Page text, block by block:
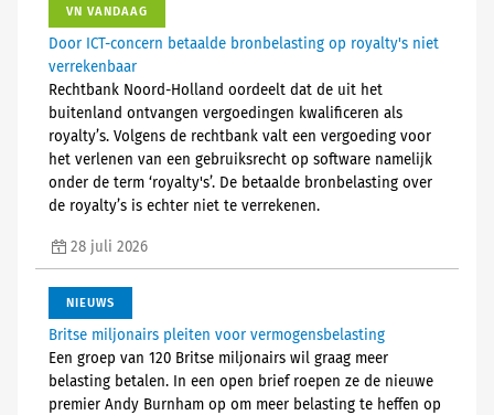
VN VANDAAG
Door ICT-concern betaalde bronbelasting op royalty's niet
verrekenbaar
Rechtbank Noord-Holland oordeelt dat de uit het
buitenland ontvangen vergoedingen kwalificeren als
royalty’s. Volgens de rechtbank valt een vergoeding voor
het verlenen van een gebruiksrecht op software namelijk
onder de term ‘royalty's’. De betaalde bronbelasting over
de royalty’s is echter niet te verrekenen.
28 juli 2026
NIEUWS
Britse miljonairs pleiten voor vermogensbelasting
Een groep van 120 Britse miljonairs wil graag meer
belasting betalen. In een open brief roepen ze de nieuwe
premier Andy Burnham op om meer belasting te heffen op